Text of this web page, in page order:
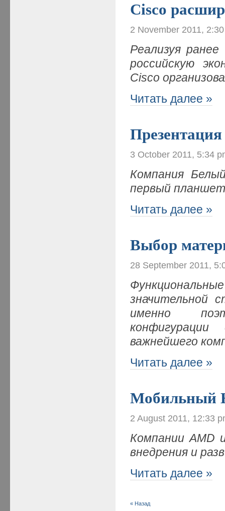
Cisco
2 November 2011,
Реализуя
российскую
Cisco
Читать далее »
3 October 2011, 5:34
Компания
первый
Читать далее »
Выбор
28 September 2011,
значительной
именно
важнейшего
Читать далее »
Мобильный
2 August 2011, 12:33
Компании AMD
внедрения и
Читать далее »
« Назад